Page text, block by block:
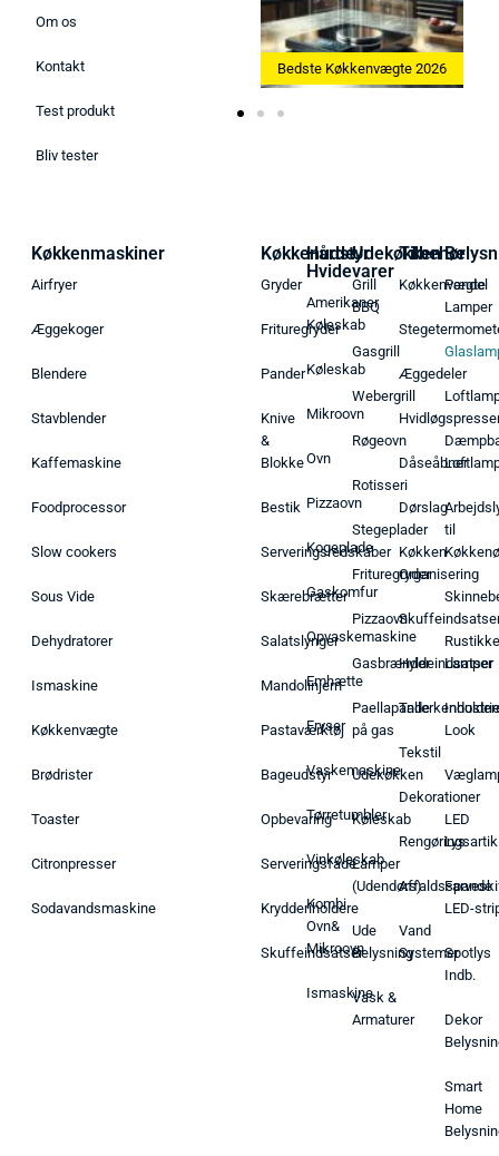
Om os
Kontakt
Test produkt
Bliv tester
Bedste Ismaskine 2026 Bedste Køkkenvægte 2026
Køkkenmaskiner
Airfryer
Æggekoger
Blendere
Stavblender
Kaffemaskine
Foodprocessor
Slow cookers
Sous Vide
Dehydratorer
Ismaskine
Køkkenvægte
Brødrister
Toaster
Citronpresser
Sodavandsmaskine
Køkkenudstyr
Gryder
Frituregryder
Pander
Knive
&
Blokke
Bestik
Serveringsredskaber
Skærebrætter
Salatslynger
Mandolinjern
Pastaværktøj
Bageudstyr
Opbevaring
Serveringsfade
Krydderiholdere
Skuffeindsatser
Hårde
Hvidevarer
Amerikaner
Køleskab
Køleskab
Mikroovn
Ovn
Pizzaovn
Kogeplade
Gaskomfur
Opvaskemaskine
Emhætte
Fryser
Vaskemaskine
Tørretumbler
Vinkøleskab
Kombi
Ovn&
Mikroovn
Ismaskine
Udekøkken
Grill
BBQ
Gasgrill
Webergrill
Røgeovn
Rotisseri
Stegeplader
Frituregryder
Pizzaovn
Gasbrænder
Paellapande
på gas
Udekøkken
Køleskab
Lamper
(Udendørs)
Ude
Belysning
Vask &
Armaturer
Tilbehør
Køkkenvægte
Æggedeler
Dåseåbner
Dørslag
Køkken
Organisering
Hyldeindsatser
Tekstil
Dekorationer
Affaldsspande
Vand
Systemer
Pendel
Lamper
til
Rustikke
Lamper
Look
LED
Lys
LED-
Spotlys
Indb.
Dekor
Smart
Home